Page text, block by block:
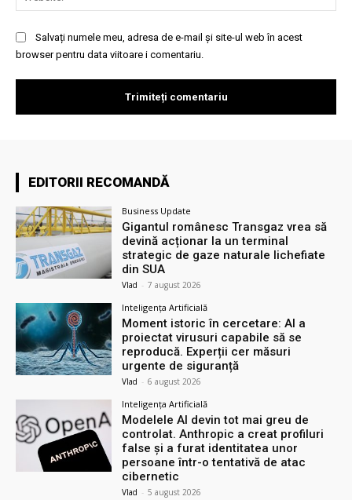
Salvați numele meu, adresa de e-mail și site-ul web în acest
browser pentru data viitoare i comentariu.
EDITORII RECOMANDĂ
Business Update
Gigantul românesc Transgaz vrea să
devină acționar la un terminal
strategic de gaze naturale lichefiate
din SUA
Vlad - 7 august 2026
Inteligența Artificială
Moment istoric în cercetare: AI a
proiectat virusuri capabile să se
reproducă. Experții cer măsuri
urgente de siguranță
Vlad - 6 august 2026
Inteligența Artificială
Modelele AI devin tot mai greu de
controlat. Anthropic a creat profiluri
false și a furat identitatea unor
persoane într-o tentativă de atac
cibernetic
Vlad - 5 august 2026